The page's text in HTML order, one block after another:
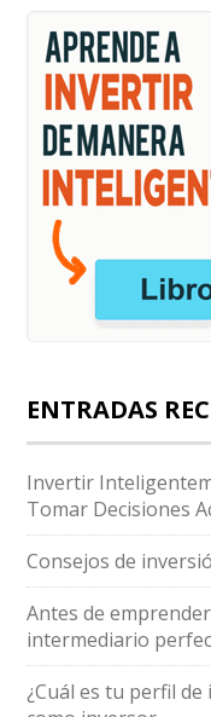
ENTRADAS
Invertir
Tomar Decisiones
Consejos de
Antes de
intermediario
¿Cuál es tu perfil